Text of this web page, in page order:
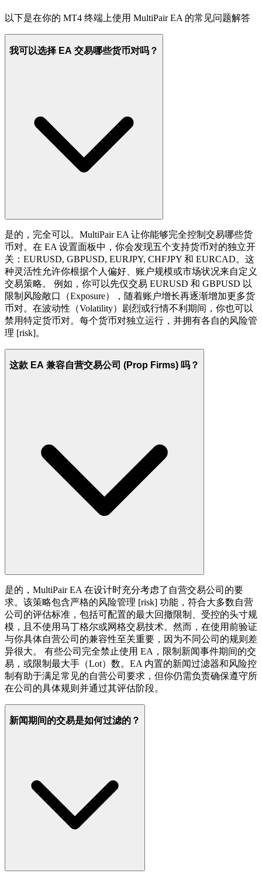
以下是在你的 MT4 终端上使用 MultiPair EA 的常见问题解答
我可以选择 EA 交易哪些货币对吗？
是的，完全可以。MultiPair EA 让你能够完全控制交易哪些货
币对。在 EA 设置面板中，你会发现五个支持货币对的独立开
关：EURUSD, GBPUSD, EURJPY, CHFJPY 和 EURCAD。这
种灵活性允许你根据个人偏好、账户规模或市场状况来自定义
交易策略。 例如，你可以先仅交易 EURUSD 和 GBPUSD 以
限制风险敞口（Exposure），随着账户增长再逐渐增加更多货
币对。在波动性（Volatility）剧烈或行情不利期间，你也可以
禁用特定货币对。每个货币对独立运行，并拥有各自的风险管
理 [risk]。
这款 EA 兼容自营交易公司 (Prop Firms) 吗？
是的，MultiPair EA 在设计时充分考虑了自营交易公司的要
求。该策略包含严格的风险管理 [risk] 功能，符合大多数自营
公司的评估标准，包括可配置的最大回撤限制、受控的头寸规
模，且不使用马丁格尔或网格交易技术。然而，在使用前验证
与你具体自营公司的兼容性至关重要，因为不同公司的规则差
异很大。 有些公司完全禁止使用 EA，限制新闻事件期间的交
易，或限制最大手（Lot）数。EA 内置的新闻过滤器和风险控
制有助于满足常见的自营公司要求，但你仍需负责确保遵守所
在公司的具体规则并通过其评估阶段。
新闻期间的交易是如何过滤的？